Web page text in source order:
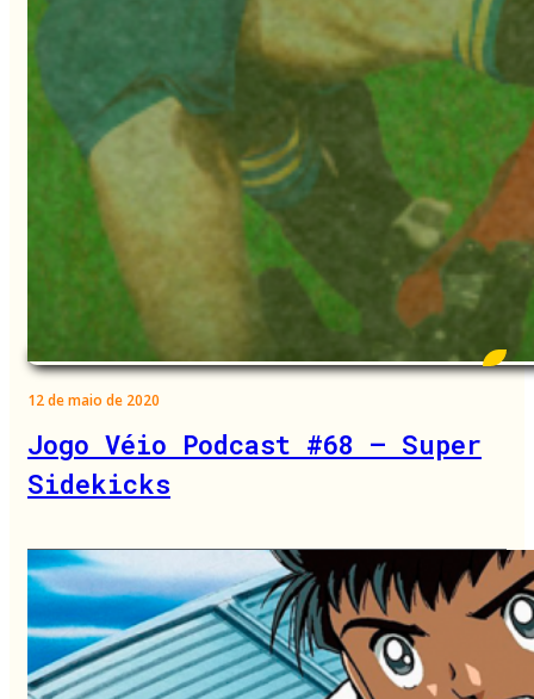
12 de maio de 2020
Jogo Véio Podcast #68 – Super
Sidekicks